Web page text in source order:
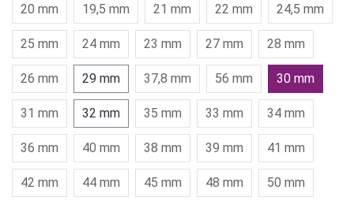
20 mm 19,5 mm 21 mm 22 mm 24,5 mm
25 mm 24 mm 23 mm 27 mm 28 mm
26 mm 29 mm 37,8 mm 56 mm 30 mm
31 mm 32 mm 35 mm 33 mm 34 mm
36 mm 40 mm 38 mm 39 mm 41 mm
42 mm 44 mm 45 mm 48 mm 50 mm